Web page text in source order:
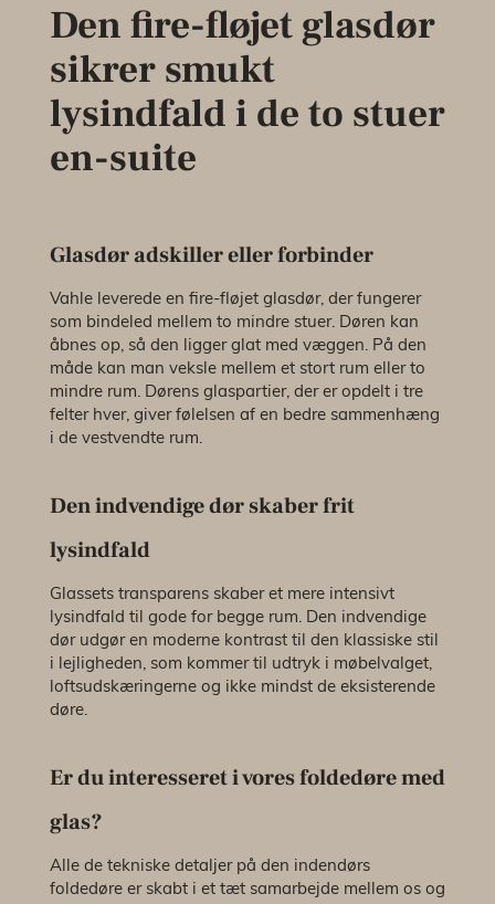
Den fire-fløjet glasdør
sikrer smukt
lysindfald i de to stuer
en-suite
Glasdør adskiller eller forbinder
Vahle leverede en fire-fløjet glasdør, der fungerer
som bindeled mellem to mindre stuer. Døren kan
åbnes op, så den ligger glat med væggen. På den
måde kan man veksle mellem et stort rum eller to
mindre rum. Dørens glaspartier, der er opdelt i tre
felter hver, giver følelsen af en bedre sammenhæng
i de vestvendte rum.
Den indvendige dør skaber frit
lysindfald
Glassets transparens skaber et mere intensivt
lysindfald til gode for begge rum. Den indvendige
dør udgør en moderne kontrast til den klassiske stil
i lejligheden, som kommer til udtryk i møbelvalget,
loftsudskæringerne og ikke mindst de eksisterende
døre.
Er du interesseret i vores foldedøre med
glas?
Alle de tekniske detaljer på den indendørs
foldedøre er skabt i et tæt samarbejde mellem os og